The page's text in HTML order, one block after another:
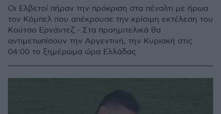
Οι Ελβετοί πήραν την πρόκριση στα πέναλτι με ήρωα
τον Κόμπελ που απέκρουσε την κρίσιμη εκτέλεση του
Κούτσο Ερνάντεζ - Στα προημιτελικά θα
αντιμετωπίσουν την Αργεντινή, την Κυριακή στις
04:00 το ξημέρωμα ώρα Ελλάδας